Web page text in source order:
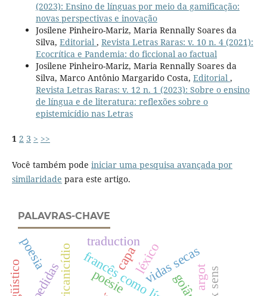
(2023): Ensino de línguas por meio da gamificação:
novas perspectivas e inovação
Josilene Pinheiro-Mariz, Maria Rennally Soares da
Silva, Editorial , Revista Letras Raras: v. 10 n. 4 (2021):
Ecocrítica e Pandemia: do ficcional ao factual
Josilene Pinheiro-Mariz, Maria Rennally Soares da
Silva, Marco Antônio Margarido Costa, Editorial ,
Revista Letras Raras: v. 12 n. 1 (2023): Sobre o ensino
de língua e de literatura: reflexões sobre o
epistemicídio nas Letras
1 2 3 > >>
Você também pode iniciar uma pesquisa avançada por
similaridade para este artigo.
PALAVRAS-CHAVE
africanicídio vidas secas
poésie
traduction
argot
léxico
poesia capa